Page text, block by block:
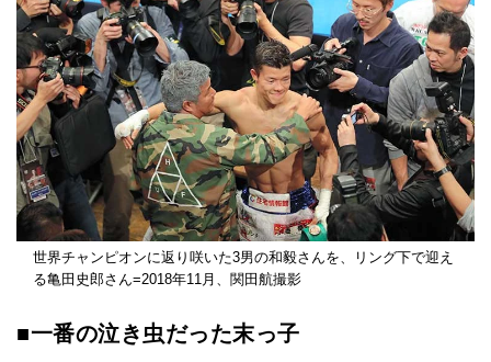
世界チャンピオンに返り咲いた3男の和毅さんを、リング下で迎え
る亀田史郎さん=2018年11月、関田航撮影
■一番の泣き虫だった末っ子